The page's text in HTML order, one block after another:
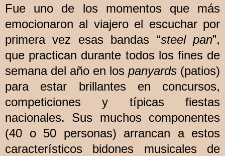
Fue uno de los momentos que más
emocionaron al viajero el escuchar por
primera vez esas bandas “steel pan”,
que practican durante todos los fines de
semana del año en los panyards (patios)
para estar brillantes en concursos,
competiciones y típicas fiestas
nacionales. Sus muchos componentes
(40 o 50 personas) arrancan a estos
característicos bidones musicales de